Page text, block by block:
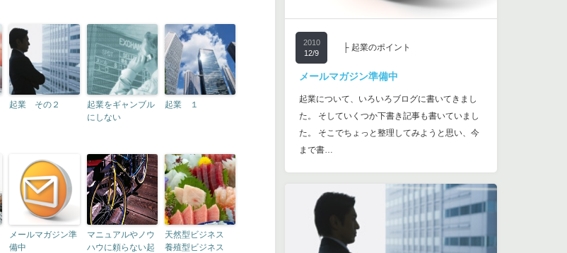
起業 その２
起業をギャンブル
にしない
起業 １
メールマガジン準
備中
マニュアルやノウ
ハウに頼らない起
天然型ビジネス
養殖型ビジネス
2010
12/9
├ 起業のポイント
メールマガジン準備中
起業について、いろいろブログに書いてきまし
た。 そしていくつか下書き記事も書いていまし
た。 そこでちょっと整理してみようと思い、今
まで書…